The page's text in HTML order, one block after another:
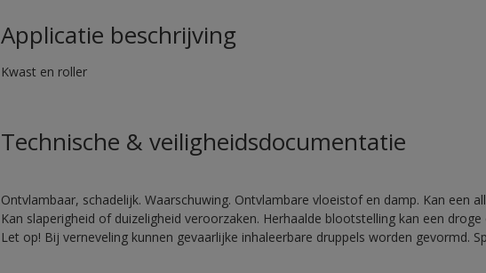
Applicatie beschrijving
Kwast en roller
Technische & veiligheidsdocumentatie
Ontvlambaar, schadelijk. Waarschuwing. Ontvlambare vloeistof en damp. Kan een
Kan slaperigheid of duizeligheid veroorzaken. Herhaalde blootstelling kan een
Let op! Bij verneveling kunnen gevaarlijke inhaleerbare druppels worden gevormd.